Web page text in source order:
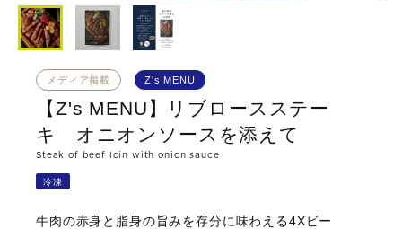
メディア掲載 Z's MENU
【Z's MENU】リブロースステー
キ オニオンソースを添えて
Steak of beef loin with onion sauce
冷凍
牛肉の赤身と脂身の旨みを存分に味わえる4Xビー